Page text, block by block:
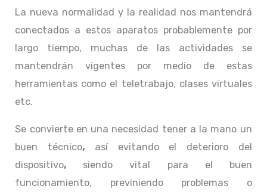
La nueva normalidad y la realidad nos mantendrá
conectados a estos aparatos probablemente por
largo tiempo, muchas de las actividades se
mantendrán vigentes por medio de estas
herramientas como el teletrabajo, clases virtuales
etc.
Se convierte en una necesidad tener a la mano un
buen técnico, así evitando el deterioro del
dispositivo, siendo vital para el buen
funcionamiento, previniendo problemas o